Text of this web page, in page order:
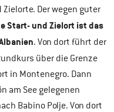
Der wegen guter
Start- und Zielort ist das
. Von dort führt der
über die Grenze
in Montenegro. Dann
am See gelegenen
Babino Polje. Von dort